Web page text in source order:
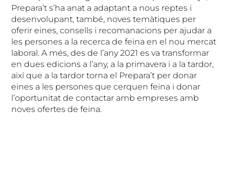
Prepara’t s’ha anat a adaptant a nous reptes i
desenvolupant, també, noves temàtiques per
oferir eines, consells i recomanacions per ajudar a
les persones a la recerca de feina en el nou mercat
laboral. A més, des de l’any 2021 es va transformar
en dues edicions a l’any, a la primavera i a la tardor,
així que a la tardor torna el Prepara’t per donar
eines a les persones que cerquen feina i donar
l’oportunitat de contactar amb empreses amb
noves ofertes de feina.